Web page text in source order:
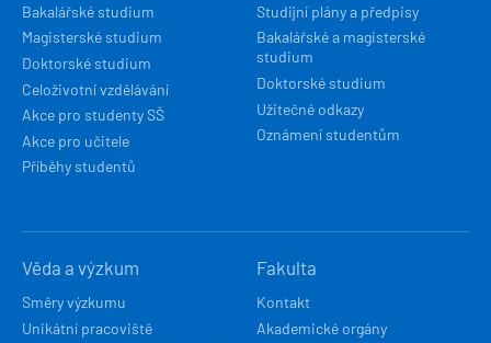
Bakalářské studium
Magisterské studium
Doktorské studium
Celoživotní vzdělávání
Akce pro studenty SŠ
Akce pro učitele
Příběhy studentů
Studijní plány a předpisy
Bakalářské a magisterské
studium
Doktorské studium
Užitečné odkazy
Oznámení studentům
Věda a výzkum
Směry výzkumu
Unikátní pracoviště
Fakulta
Kontakt
Akademické orgány